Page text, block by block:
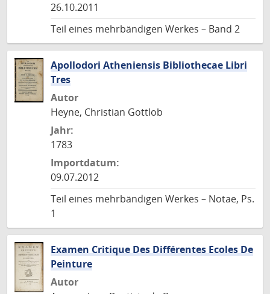
26.10.2011
Teil eines mehrbändigen Werkes – Band 2
Apollodori Atheniensis Bibliothecae Libri
Tres
Autor
Heyne, Christian Gottlob
Jahr:
1783
Importdatum:
09.07.2012
Teil eines mehrbändigen Werkes – Notae, Ps.
1
Examen Critique Des Différentes Ecoles De
Peinture
Autor